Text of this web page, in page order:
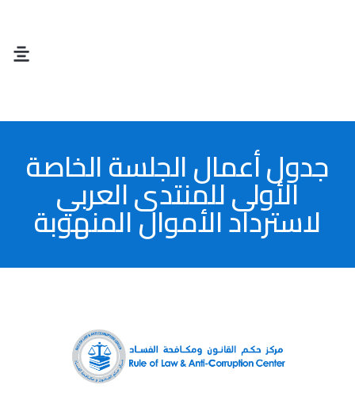
جدول أعمال الجلسة الخاصة
الأولى للمنتدى العربي
لاسترداد الأموال المنهوبة